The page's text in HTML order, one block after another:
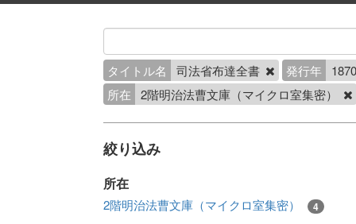
タイトル名 司法省布達全書 発行年
所在
2階明治法曹文庫（マイクロ室集密）
絞り込み
所在
2階明治法曹文庫（マイクロ室集密） 4